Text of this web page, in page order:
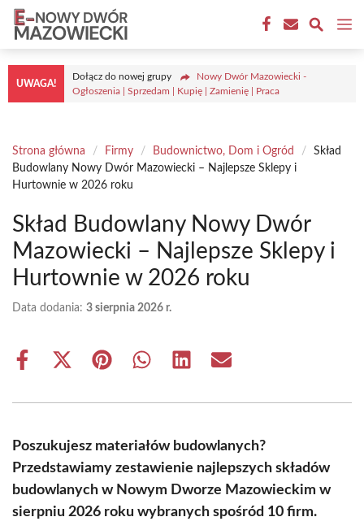
Przejdź
treści
UWAGA!
Dołącz do nowej grupy
Nowy Dwór Mazowiecki -
Ogłoszenia | Sprzedam | Kupię | Zamienię | Praca
Strona główna / Firmy / Budownictwo, Dom i Ogród /
Skład
Budowlany Nowy Dwór Mazowiecki – Najlepsze Sklepy i
Hurtownie w 2026 roku
Skład Budowlany Nowy Dwór
Mazowiecki – Najlepsze Sklepy i
Hurtownie w 2026 roku
Data dodania: 3 sierpnia 2026 r.
Share
Share
(Twitter)
Share Share Share Share
Poszukujesz materiałów budowlanych?
Przedstawiamy zestawienie najlepszych składów
budowlanych w Nowym Dworze Mazowieckim w
sierpniu 2026 roku wybranych spośród 10 firm.